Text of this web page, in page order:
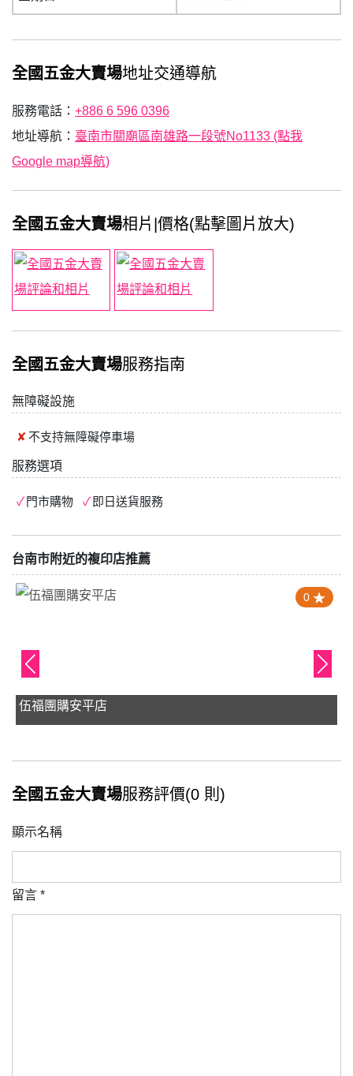
全國五金大賣場地址交通導航
服務電話： +886 6 596 0396
地址導航： 臺南市關廟區南雄路一段號No1133 (點我
Google map導航)
全國五金大賣場相片|價格(點擊圖片放大)
全國五金大賣場服務指南
無障礙設施
不支持無障礙停車場
服務選項
門市購物 即日送貨服務
台南市附近的複印店推薦
0
伍福團購安平店
全國五金大賣場服務評價(0 則)
顯示名稱
留言 *